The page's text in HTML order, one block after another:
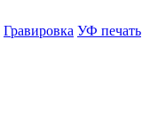
Гравировка УФ печать